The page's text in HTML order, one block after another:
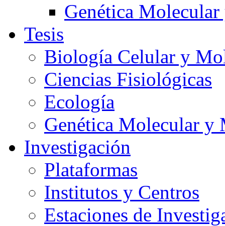
Genética
Tesis
Biología Celular y
Ciencias Fisiológicas
Ecología
Genética Molecular
Investigación
Plataformas
Institutos y Centros
Estaciones de